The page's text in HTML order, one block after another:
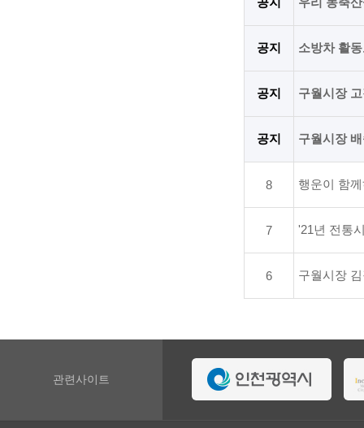
공지 소방차 활
공지 구월시장
공지 구월시장
8 행운이 함
7 '21년 전통
6 구월시장
관련사이트